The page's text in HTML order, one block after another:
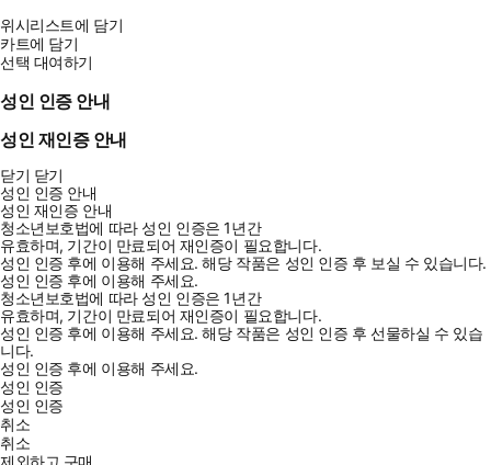
위시리스트에 담기
카트에 담기
선택 대여하기
성인 인증 안내
성인 재인증 안내
닫기 닫기
성인 인증 안내
성인 재인증 안내
청소년보호법에 따라 성인 인증은 1년간
유효하며, 기간이 만료되어 재인증이 필요합니다.
성인 인증 후에 이용해 주세요.해당 작품은 성인 인증 후 보실 수 있습니다.
성인 인증 후에 이용해 주세요.
청소년보호법에 따라 성인 인증은 1년간
유효하며, 기간이 만료되어 재인증이 필요합니다.
성인 인증 후에 이용해 주세요.해당 작품은 성인 인증 후 선물하실 수 있습
니다.
성인 인증 후에 이용해 주세요.
성인 인증
성인 인증
취소
취소
제외하고 구매